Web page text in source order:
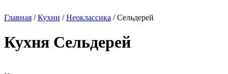
Главная /Кухни /Неоклассика / Сельдерей
Кухня Сельдерей